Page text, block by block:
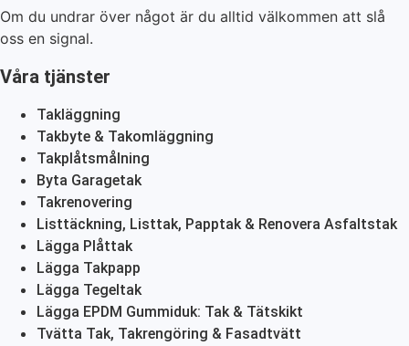
Om du undrar över något är du alltid välkommen att slå
oss en signal.
Våra tjänster
Takläggning
Takbyte & Takomläggning
Takplåtsmålning
Byta Garagetak
Takrenovering
Listtäckning, Listtak, Papptak & Renovera Asfaltstak
Lägga Plåttak
Lägga Takpapp
Lägga Tegeltak
Lägga EPDM Gummiduk: Tak & Tätskikt
Tvätta Tak, Takrengöring & Fasadtvätt